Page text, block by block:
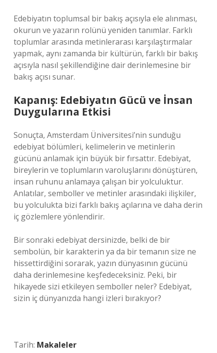
Edebiyatın toplumsal bir bakış açısıyla ele alınması,
okurun ve yazarın rolünü yeniden tanımlar. Farklı
toplumlar arasında metinlerarası karşılaştırmalar
yapmak, aynı zamanda bir kültürün, farklı bir bakış
açısıyla nasıl şekillendiğine dair derinlemesine bir
bakış açısı sunar.
Kapanış: Edebiyatın Gücü ve İnsan
Duygularına Etkisi
Sonuçta, Amsterdam Üniversitesi’nin sunduğu
edebiyat bölümleri, kelimelerin ve metinlerin
gücünü anlamak için büyük bir fırsattır. Edebiyat,
bireylerin ve toplumların varoluşlarını dönüştüren,
insan ruhunu anlamaya çalışan bir yolculuktur.
Anlatılar, semboller ve metinler arasındaki ilişkiler,
bu yolculukta bizi farklı bakış açılarına ve daha derin
iç gözlemlere yönlendirir.
Bir sonraki edebiyat dersinizde, belki de bir
sembolün, bir karakterin ya da bir temanın size ne
hissettirdiğini sorarak, yazın dünyasının gücünü
daha derinlemesine keşfedeceksiniz. Peki, bir
hikayede sizi etkileyen semboller neler? Edebiyat,
sizin iç dünyanızda hangi izleri bırakıyor?
Tarih: Makaleler